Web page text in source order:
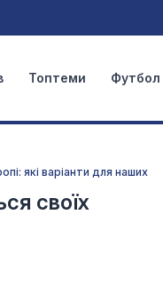
Топтеми Футбол
які варіанти для наших
своїх